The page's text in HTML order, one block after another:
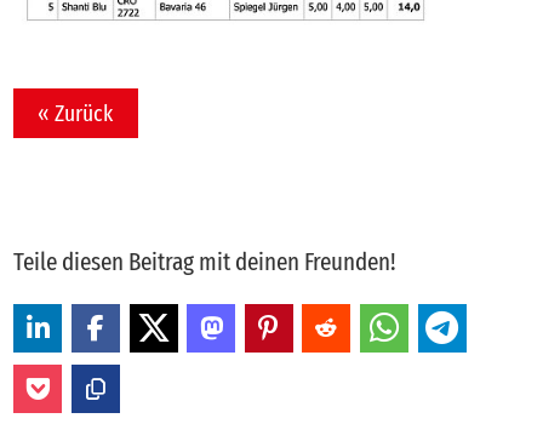
« Zurück
Teile diesen Beitrag mit deinen Freunden!